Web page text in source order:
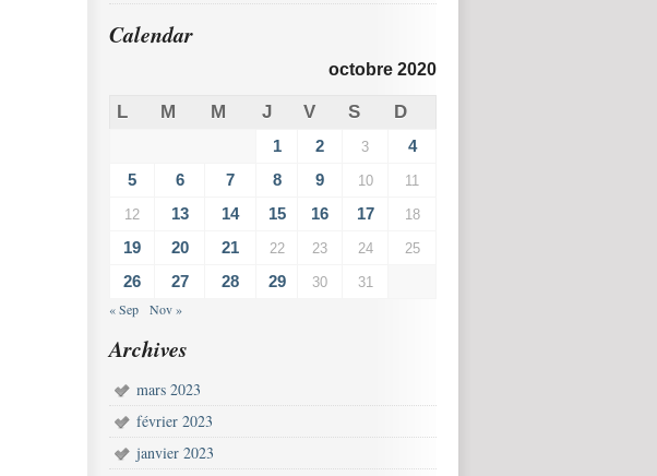
Calendar
octobre 2020
L M M J V S D
1 2 3
4
5
6 7 8 9 10 11
12 13 14 15 16 17 18
19 20 21 22 23 24 25
26 27 28 29 30 31
« Sep Nov »
Archives
mars 2023
février 2023
janvier 2023